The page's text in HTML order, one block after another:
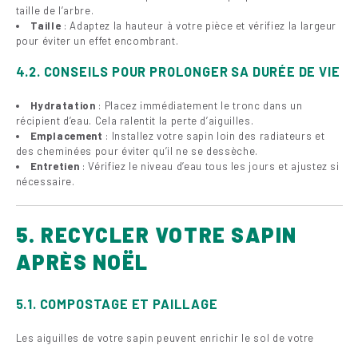
taille de l’arbre.
Taille : Adaptez la hauteur à votre pièce et vérifiez la largeur
pour éviter un effet encombrant.
4.2. CONSEILS POUR PROLONGER SA DURÉE DE VIE
Hydratation : Placez immédiatement le tronc dans un
récipient d’eau. Cela ralentit la perte d’aiguilles.
Emplacement : Installez votre sapin loin des radiateurs et
des cheminées pour éviter qu’il ne se dessèche.
Entretien : Vérifiez le niveau d’eau tous les jours et ajustez si
nécessaire.
5. RECYCLER VOTRE SAPIN
APRÈS NOËL
5.1. COMPOSTAGE ET PAILLAGE
Les aiguilles de votre sapin peuvent enrichir le sol de votre